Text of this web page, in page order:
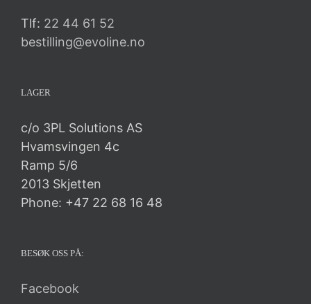
Tlf: 22 44 61 52
bestilling@evoline.no
LAGER
c/o 3PL Solutions AS
Hvamsvingen 4c
Ramp 5/6
2013 Skjetten
Phone: +47 22 68 16 48
BESØK OSS PÅ:
Facebook